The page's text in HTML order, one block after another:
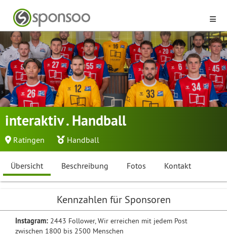
interaktiv . Handball
Ratingen Handball
Übersicht Beschreibung Fotos Kontakt
Kennzahlen für Sponsoren
Instagram: 2443 Follower, Wir erreichen mit jedem Post
zwischen 1800 bis 2500 Menschen